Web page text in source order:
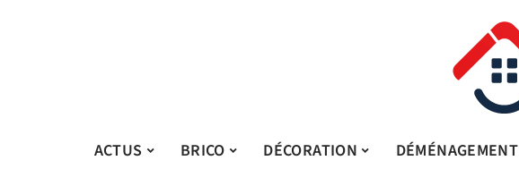
ACTUS BRICO DÉCORATION DÉMÉNAGEMENT